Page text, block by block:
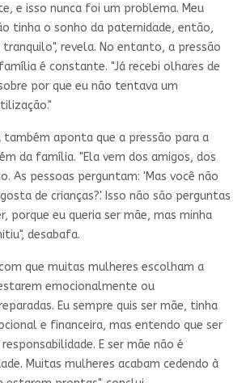
e isso nunca foi um problema. Meu
tinha o sonho da paternidade, então,
revela. No entanto, a pressão
é constante. "Já recebi olhares de
por que eu não tentava um
também aponta que a pressão para a
da família. "Ela vem dos amigos, dos
As pessoas perguntam: 'Mas você não
de crianças?'. Isso não são perguntas
porque eu queria ser mãe, mas minha
desabafa.
que muitas mulheres escolham a
emocionalmente ou
Eu sempre quis ser mãe, tinha
e financeira, mas entendo que ser
E ser mãe não é
Muitas mulheres acabam cedendo à